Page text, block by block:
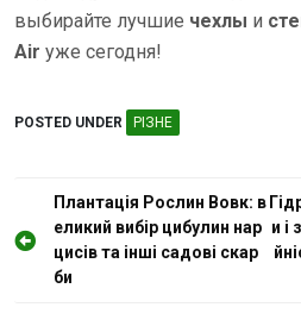
выбирайте лучшие чехлы и
Air уже сегодня!
POSTED UNDER РІЗНЕ
а
Плантація Рослин Вовк: в
еликий вибір цибулин нар
цисів та інші садові скар
би
и і